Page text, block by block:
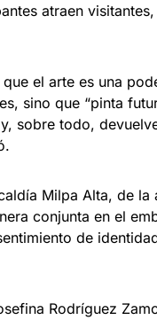
atraen
el arte es una
sino que “pinta
sobre todo,
Milpa Alta, de la
conjunta en el
de
Rodríguez